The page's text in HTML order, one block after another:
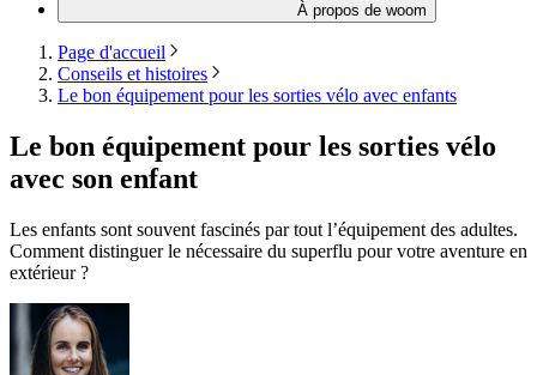
À propos de woom
Page d'accueil
Conseils et histoires
Le bon équipement pour les sorties vélo avec enfants
Le bon équipement pour les sorties vélo
avec son enfant
Les enfants sont souvent fascinés par tout l’équipement des adultes.
Comment distinguer le nécessaire du superflu pour votre aventure en
extérieur ?